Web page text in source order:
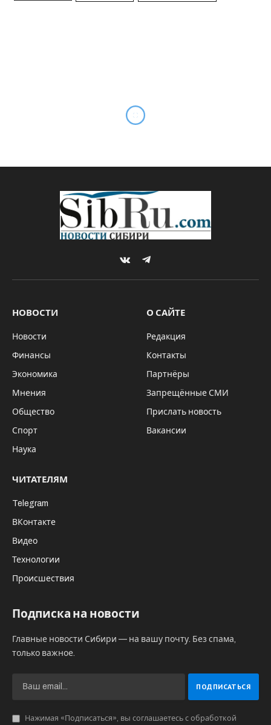
VKontakteTelegram
НОВОСТИ
Новости
Финансы
Экономика
Мнения
Общество
Спорт
Наука
О САЙТЕ
Редакция
Контакты
Партнёры
Запрещённые СМИ
Прислать новость
Вакансии
ЧИТАТЕЛЯМ
Telegram
ВКонтакте
Видео
Технологии
Происшествия
Подписка на новости
Главные новости Сибири — на вашу почту. Без спама,
только важное.
Нажимая «Подписаться», вы соглашаетесь с обработкой